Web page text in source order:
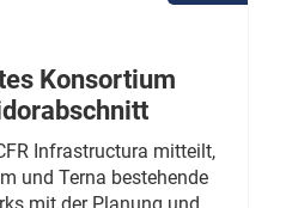
Konsortium
Infrastructura mitteilt,
und Terna bestehende